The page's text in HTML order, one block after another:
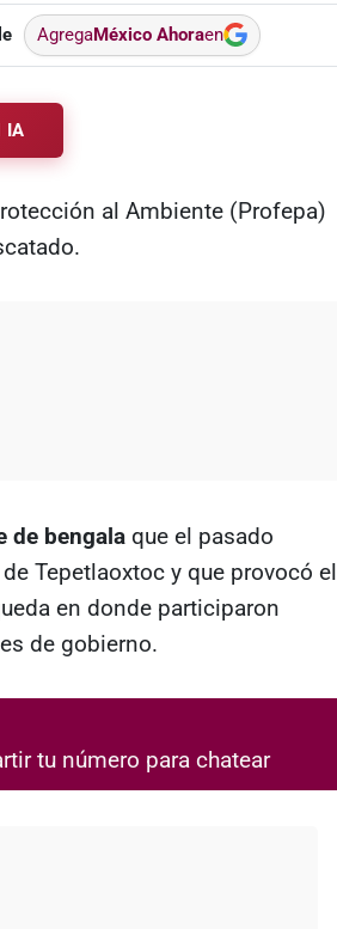
AgregaMéxico Ahoraen
IA
al Ambiente (Profepa)
de bengalaque el pasado
Tepetlaoxtoc y que provocó el
en donde participaron
de gobierno.
tu número para chatear